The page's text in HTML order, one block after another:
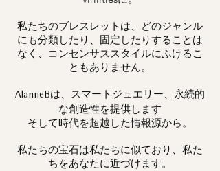
私たちのブレスレットは、どのジャンル
にも分類したり、固定したりすることは
なく、コンセンサススタイルにふけるこ
ともありません。
AlanneBは、スマートジュエリー、永続的
な創造性を提供します
そして時代を超越した情報源から。
私たちの宝石は私たちに似ており、私た
ちをあなたに近づけます。